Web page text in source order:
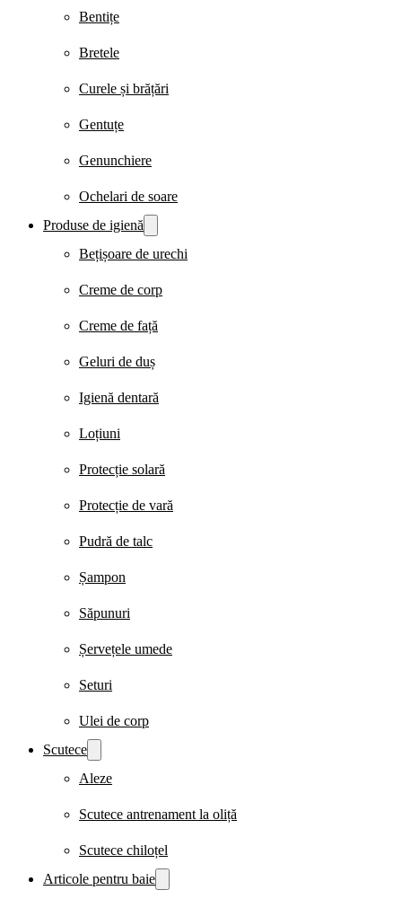
Bentițe
Bretele
Curele și brățări
Gentuțe
Genunchiere
Ochelari de soare
Produse de igienă
Bețișoare de urechi
Creme de corp
Creme de față
Geluri de duș
Igienă dentară
Loțiuni
Protecție solară
Protecție de vară
Pudră de talc
Șampon
Săpunuri
Șervețele umede
Seturi
Ulei de corp
Scutece
Aleze
Scutece antrenament la oliță
Scutece chiloțel
Articole pentru baie